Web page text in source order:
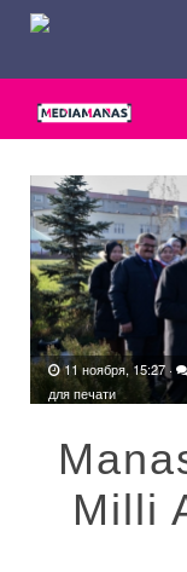
11 ноября, 15:27 ·
для печати
Milli